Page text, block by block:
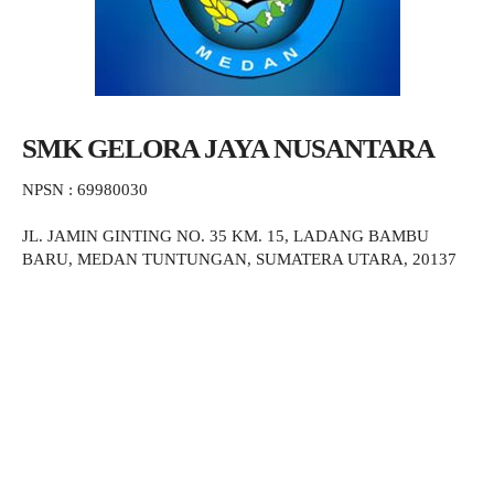
SMK GELORA JAYA NUSANTARA
NPSN : 69980030
JL. JAMIN GINTING NO. 35 KM. 15, LADANG BAMBU
BARU, MEDAN TUNTUNGAN, SUMATERA UTARA, 20137